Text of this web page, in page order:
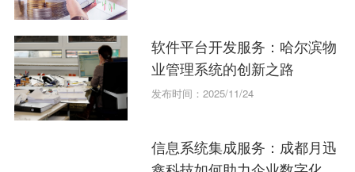
软件平台开发服务：哈尔滨物
业管理系统的创新之路
发布时间：2025/11/24
信息系统集成服务：成都月迅